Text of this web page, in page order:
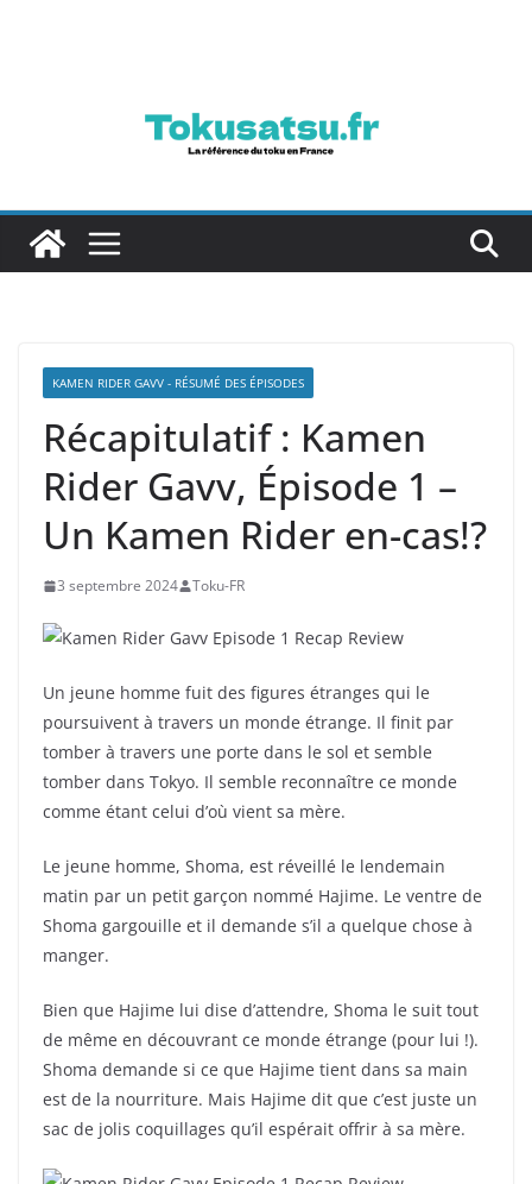
KAMEN RIDER GAVV - RÉSUMÉ DES ÉPISODES
Récapitulatif : Kamen
Rider Gavv, Épisode 1 –
Un Kamen Rider en-cas!?
3 septembre 2024 Toku-FR
Un jeune homme fuit des figures étranges qui le
poursuivent à travers un monde étrange. Il finit par
tomber à travers une porte dans le sol et semble
tomber dans Tokyo. Il semble reconnaître ce monde
comme étant celui d’où vient sa mère.
Le jeune homme, Shoma, est réveillé le lendemain
matin par un petit garçon nommé Hajime. Le ventre de
Shoma gargouille et il demande s’il a quelque chose à
manger.
Bien que Hajime lui dise d’attendre, Shoma le suit tout
de même en découvrant ce monde étrange (pour lui !).
Shoma demande si ce que Hajime tient dans sa main
est de la nourriture. Mais Hajime dit que c’est juste un
sac de jolis coquillages qu’il espérait offrir à sa mère.